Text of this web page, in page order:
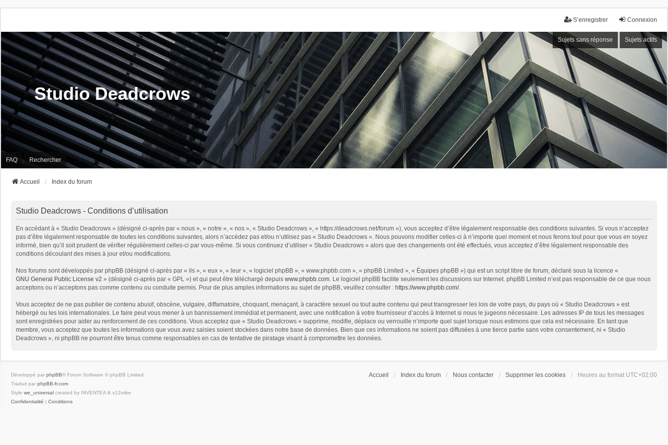
Connexion
S’enregistrer
Sujets sans réponse Sujets actifs
Studio Deadcrows
FAQ Rechercher
Accueil Index du forum
Studio Deadcrows - Conditions d’utilisation
En accédant à « Studio Deadcrows » (désigné ci-après par « nous », « notre », « nos », « Studio Deadcrows », « https://deadcrows.net/forum »), vous acceptez d’être légalement responsable des conditions suivantes. Si vous n’acceptez
pas d’être légalement responsable de toutes les conditions suivantes, alors n’accédez pas et/ou n’utilisez pas « Studio Deadcrows ». Nous pouvons modifier celles-ci à n’importe quel moment et nous ferons tout pour que vous en soyez
informé, bien qu’il soit prudent de vérifier régulièrement celles-ci par vous-même. Si vous continuez d’utiliser « Studio Deadcrows » alors que des changements ont été effectués, vous acceptez d’être légalement responsable des
conditions découlant des mises à jour et/ou modifications.
Nos forums sont développés par phpBB (désigné ci-après par « ils », « eux », « leur », « logiciel phpBB », « www.phpbb.com », « phpBB Limited », « Équipes phpBB ») qui est un script libre de forum, déclaré sous la licence «
GNU General Public License v2 » (désigné ci-après par « GPL ») et qui peut être téléchargé depuis www.phpbb.com. Le logiciel phpBB facilite seulement les discussions sur Internet. phpBB Limited n’est pas responsable de ce que nous
acceptons ou n’acceptons pas comme contenu ou conduite permis. Pour de plus amples informations au sujet de phpBB, veuillez consulter : https://www.phpbb.com/.
Vous acceptez de ne pas publier de contenu abusif, obscène, vulgaire, diffamatoire, choquant, menaçant, à caractère sexuel ou tout autre contenu qui peut transgresser les lois de votre pays, du pays où « Studio Deadcrows » est
hébergé ou les lois internationales. Le faire peut vous mener à un bannissement immédiat et permanent, avec une notification à votre fournisseur d’accès à Internet si nous le jugeons nécessaire. Les adresses IP de tous les messages
sont enregistrées pour aider au renforcement de ces conditions. Vous acceptez que « Studio Deadcrows » supprime, modifie, déplace ou verrouille n’importe quel sujet lorsque nous estimons que cela est nécessaire. En tant que
membre, vous acceptez que toutes les informations que vous avez saisies soient stockées dans notre base de données. Bien que ces informations ne soient pas diffusées à une tierce partie sans votre consentement, ni « Studio
Deadcrows », ni phpBB ne pourront être tenus comme responsables en cas de tentative de piratage visant à compromettre les données.
Accueil Index du forum Nous contacter Supprimer les cookies Heures au format UTC+02:00
Développé par phpBB® Forum Software © phpBB Limited
Traduit par phpBB-fr.com
Style we_universal created by INVENTEA & v12mike
Confidentialité | Conditions